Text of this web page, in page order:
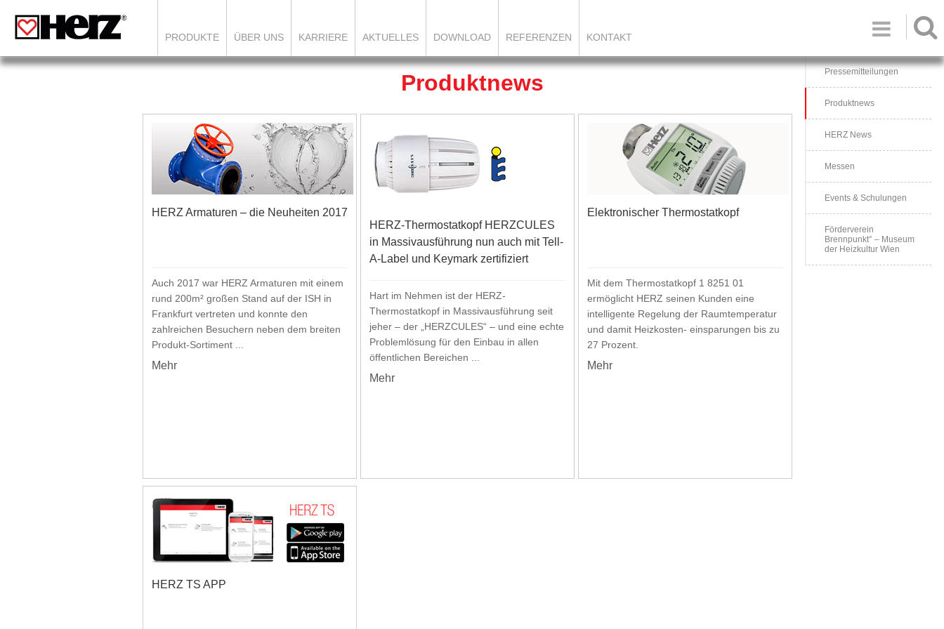

PRODUKTE ÜBER UNS KARRIERE AKTUELLES DOWNLOAD REFERENZEN KONTAKT
Produktnews
HERZ Armaturen – die Neuheiten 2017
Auch 2017 war HERZ Armaturen mit einem
rund 200m² großen Stand auf der ISH in
Frankfurt vertreten und konnte den
zahlreichen Besuchern neben dem breiten
Produkt-Sortiment ...
Mehr
HERZ-Thermostatkopf HERZCULES
in Massivausführung nun auch mit Tell-
A-Label und Keymark zertifiziert
Hart im Nehmen ist der HERZ-
Thermostatkopf in Massivausführung seit
jeher – der „HERZCULES“ – und eine echte
Problemlösung für den Einbau in allen
öffentlichen Bereichen ...
Mehr
Elektronischer Thermostatkopf
Mit dem Thermostatkopf 1 8251 01
ermöglicht HERZ seinen Kunden eine
intelligente Regelung der Raumtemperatur
und damit Heizkosten- einsparungen bis zu
27 Prozent.
Mehr
HERZ TS APP
Pressemitteilungen
Produktnews
HERZ News
Messen
Events & Schulungen
Förderverein
Brennpunkt° – Museum
der Heizkultur Wien